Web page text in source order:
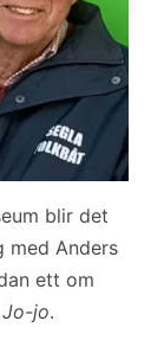
blir det
med Anders
ett om
Jo-jo.